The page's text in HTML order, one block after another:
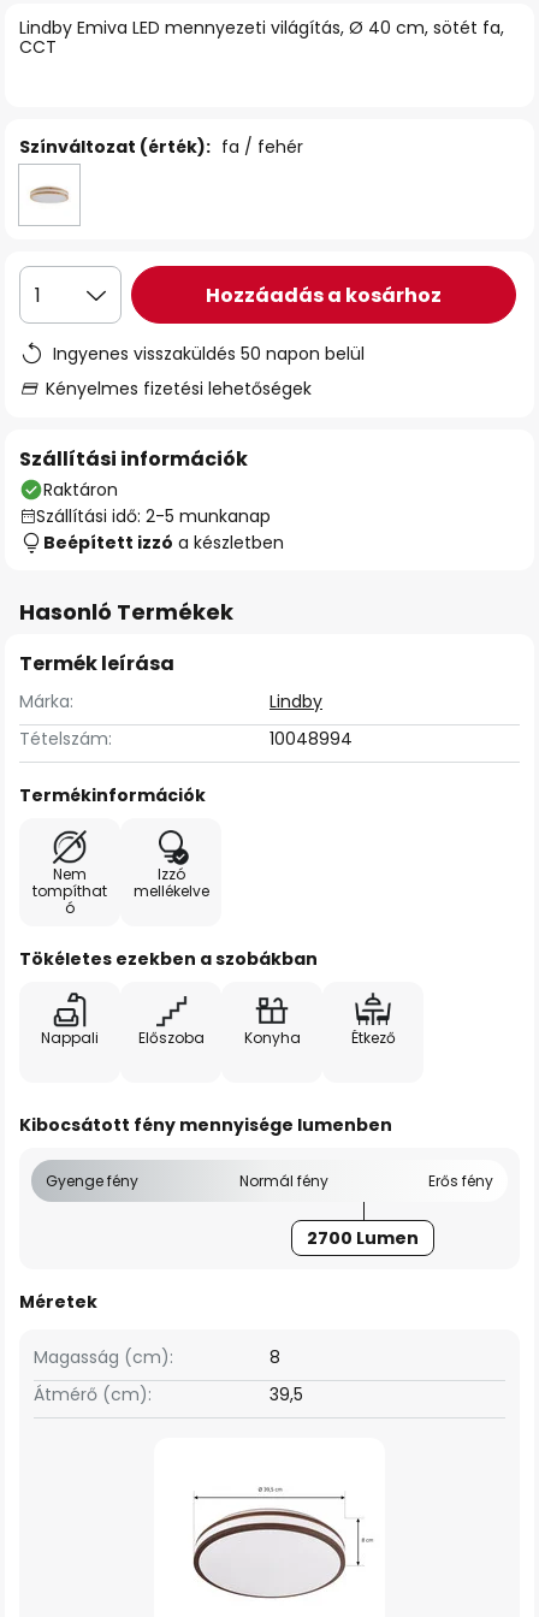
Lindby Emiva LED mennyezeti világítás, Ø 40 cm, sötét fa,
CCT
Színváltozat (érték): fa / fehér
1 Hozzáadás a kosárhoz
Ingyenes visszaküldés 50 napon belül
Kényelmes fizetési lehetőségek
Szállítási információk
Raktáron
Szállítási idő: 2-5 munkanap
Beépített izzó a készletben
Hasonló Termékek
Termék leírása
Márka:
Lindby
Tételszám:
10048994
Termékinformációk
Nem
tompíthat
ó
Izzó
mellékelve
Tökéletes ezekben a szobákban
Nappali Előszoba Konyha Étkező
Kibocsátott fény mennyisége lumenben
Gyenge fény Normál fény Erős fény
2700 Lumen
Méretek
Magasság (cm):
8
Átmérő (cm):
39,5